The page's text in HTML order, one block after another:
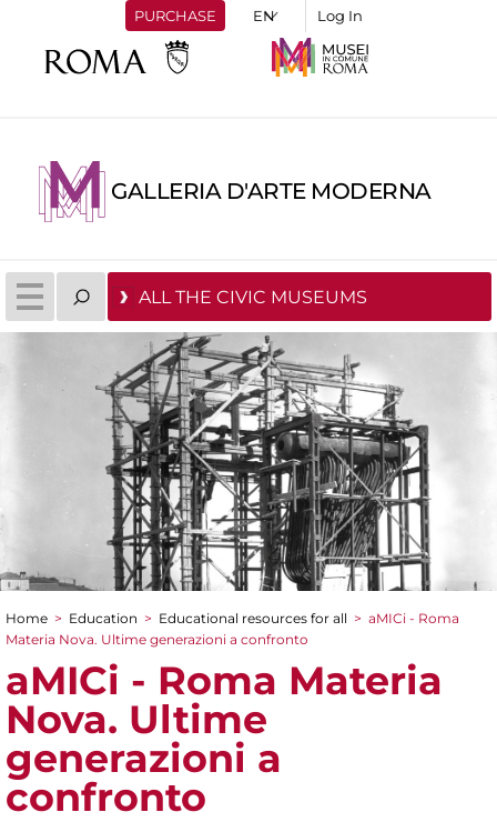
PURCHASE Log In
GALLERIA D'ARTE MODERNA
ALL THE CIVIC MUSEUMS
You are here
Home > Education > Educational resources for all > aMICi - Roma
Materia Nova. Ultime generazioni a confronto
aMICi - Roma Materia
Nova. Ultime
generazioni a
confronto